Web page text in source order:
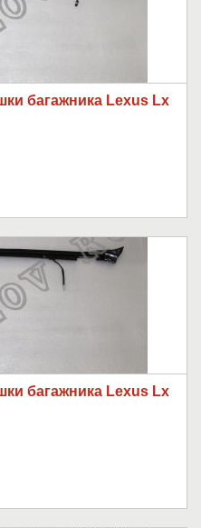
багажника Lexus Lx
багажника Lexus Lx